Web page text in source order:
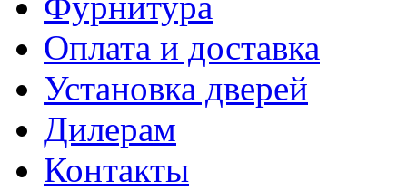
Оплата и доставка
Установка дверей
Дилерам
Контакты